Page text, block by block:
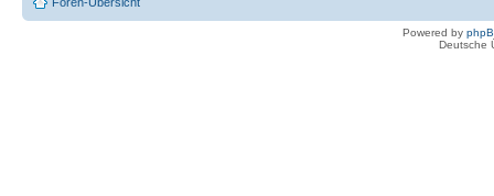
Powered by
Deutsche